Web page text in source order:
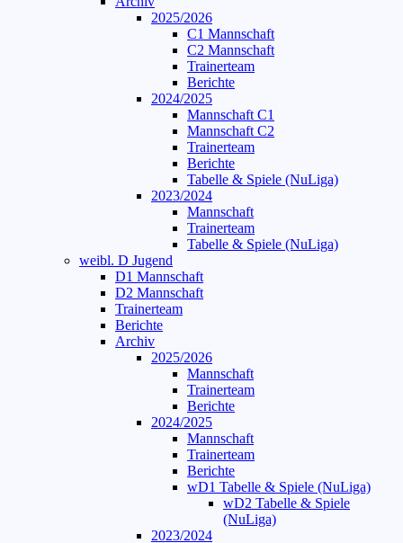
2025/2026
C1 Mannschaft
C2 Mannschaft
Trainerteam
Berichte
2024/2025
Mannschaft C1
Mannschaft C2
Trainerteam
Berichte
Tabelle & Spiele (NuLiga)
2023/2024
Mannschaft
Trainerteam
Tabelle & Spiele (NuLiga)
weibl. D Jugend
D1 Mannschaft
D2 Mannschaft
Trainerteam
Berichte
Archiv
2025/2026
Mannschaft
Trainerteam
Berichte
2024/2025
Mannschaft
Trainerteam
Berichte
wD1 Tabelle & Spiele (NuLiga)
wD2 Tabelle & Spiele
(NuLiga)
2023/2024